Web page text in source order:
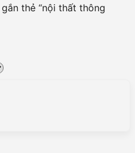
thẻ “nội thất thông